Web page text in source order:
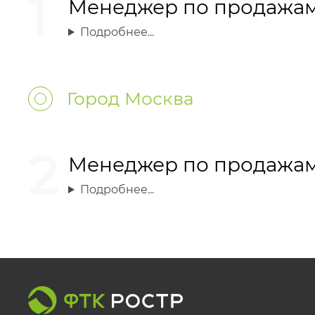
Менеджер по
Подробнее...
Город Москва
Менеджер по
Подробнее...